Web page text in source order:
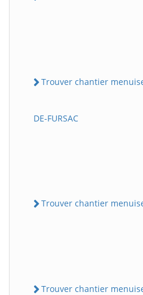
Trouver chantier
DE-FURSAC
Trouver chantier
Trouver chantier